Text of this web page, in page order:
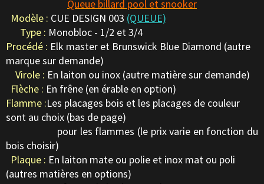
Queue billard pool et snooker
Modèle : CUE DESIGN 003 (QUEUE)
Type : Monobloc - 1/2 et 3/4
Procédé : Elk master et Brunswick Blue Diamond (autre
marque sur demande)
Virole : En laiton ou inox (autre matière sur demande)
Flèche : En frêne (en érable en option)
Flamme :Les placages bois et les placages de couleur
sont au choix (bas de page)
pour les flammes (le prix varie en fonction du
bois choisir)
Plaque : En laiton mate ou polie et inox mat ou poli
(autres matières en options)